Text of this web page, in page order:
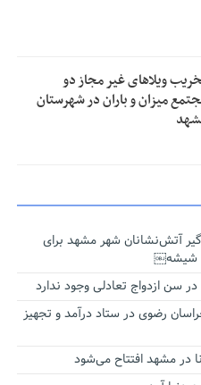
ویلاهای غیر مجاز دو
میزان و باران در شهرستان
نفس‌گیر آتش‌نشانان شهر مشهد برای
شیشه￼
سن ازدواج تعادلی وجود ندارد
رضوی در ستاد درآمد و تجهیز
در مشهد افتتاح می‌شود